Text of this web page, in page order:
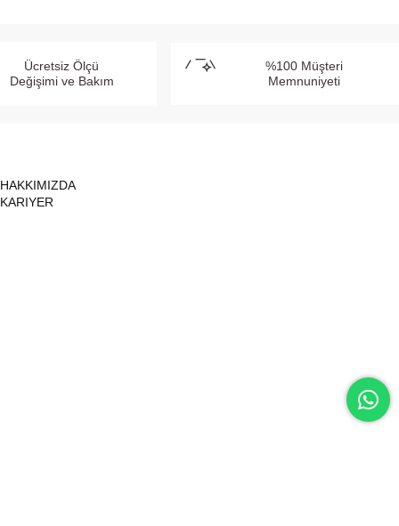
Ücretsiz Ölçü
Değişimi ve Bakım
%100 Müşteri
Memnuniyeti
HAKKIMIZDA
KARIYER